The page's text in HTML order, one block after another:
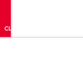
CLOSE PRODUTOS